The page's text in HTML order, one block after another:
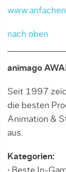
nach oben
animago
Seit 1997
die besten
Animation &
aus.
Kategorien: